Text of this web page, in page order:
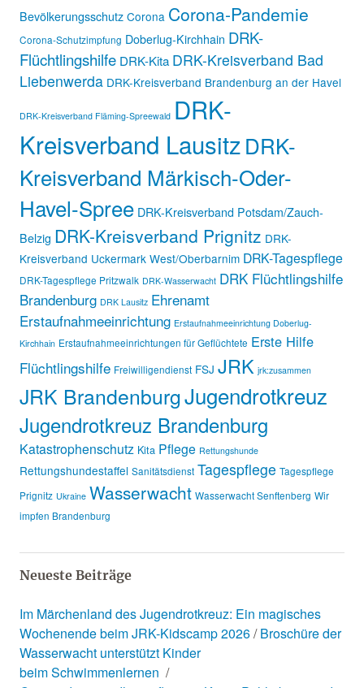
Bevölkerungsschutz Corona Corona-Pandemie
Corona-Schutzimpfung Doberlug-Kirchhain DRK-
Flüchtlingshilfe DRK-Kita DRK-Kreisverband Bad
Liebenwerda DRK-Kreisverband Brandenburg an der Havel
DRK-Kreisverband Fläming-Spreewald DRK-
Kreisverband LausitzDRK-
Kreisverband Märkisch-Oder-
Havel-Spree DRK-Kreisverband Potsdam/Zauch-
Belzig DRK-Kreisverband Prignitz DRK-
Kreisverband Uckermark West/Oberbarnim DRK-Tagespflege
DRK-Tagespflege Pritzwalk DRK-Wasserwacht DRK Flüchtlingshilfe
Brandenburg DRK Lausitz Ehrenamt
Erstaufnahmeeinrichtung Erstaufnahmeeinrichtung Doberlug-
Kirchhain Erstaufnahmeeinrichtungen für Geflüchtete Erste Hilfe
Flüchtlingshilfe Freiwilligendienst FSJ JRK jrk:zusammen
JRK BrandenburgJugendrotkreuz
Jugendrotkreuz Brandenburg
Katastrophenschutz Kita Pflege Rettungshunde
Rettungshundestaffel Sanitätsdienst Tagespflege Tagespflege
Prignitz Ukraine Wasserwacht Wasserwacht Senftenberg Wir
impfen Brandenburg
Neueste Beiträge
Im Märchenland des Jugendrotkreuz: Ein magisches
Wochenende beim JRK-Kidscamp 2026 Broschüre der
Wasserwacht unterstützt Kinder
beim Schwimmenlernen